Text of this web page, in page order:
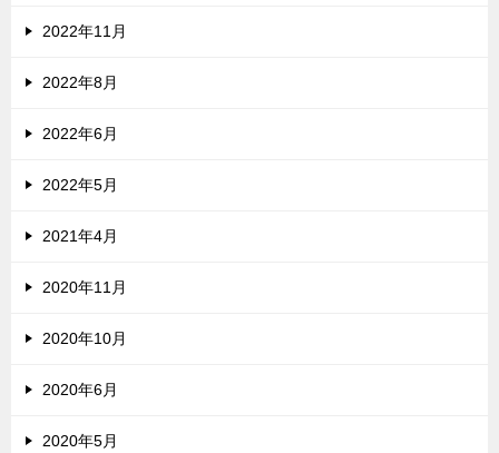
2022年11月
2022年8月
2022年6月
2022年5月
2021年4月
2020年11月
2020年10月
2020年6月
2020年5月